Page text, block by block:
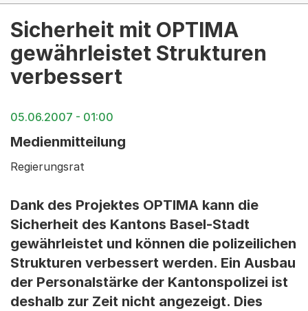
Sicherheit mit OPTIMA
gewährleistet Strukturen
verbessert
05.06.2007 - 01:00
Medienmitteilung
Regierungsrat
Dank des Projektes OPTIMA kann die
Sicherheit des Kantons Basel-Stadt
gewährleistet und können die polizeilichen
Strukturen verbessert werden. Ein Ausbau
der Personalstärke der Kantonspolizei ist
deshalb zur Zeit nicht angezeigt. Dies